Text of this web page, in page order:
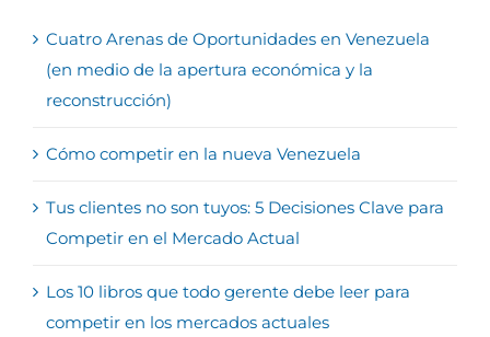
Cuatro Arenas de Oportunidades en Venezuela
(en medio de la apertura económica y la
reconstrucción)
Cómo competir en la nueva Venezuela
Tus clientes no son tuyos: 5 Decisiones Clave para
Competir en el Mercado Actual
Los 10 libros que todo gerente debe leer para
competir en los mercados actuales